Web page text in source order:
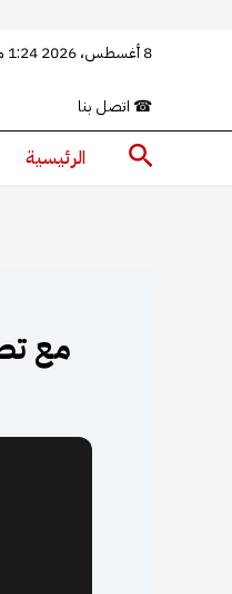
المحتوى
8 أغسطس، 2026 1:24 مساءً
☎ اتصل بنا
البحث الرئيسية
مع